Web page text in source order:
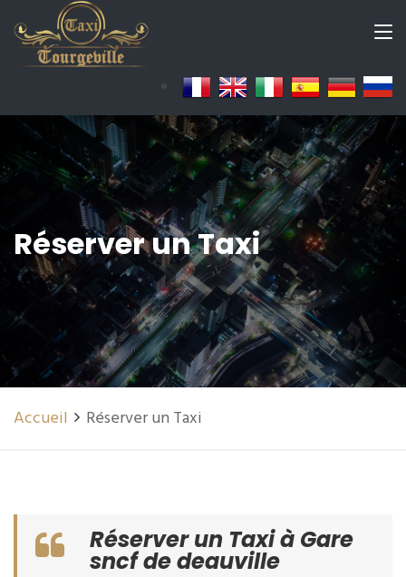
Réserver un Taxi
Accueil Réserver un Taxi
Réserver un Taxi à Gare
sncf de deauville